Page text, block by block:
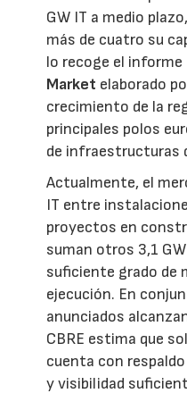
GW IT a medio
más de cuatro su
lo recoge el informe
Market elaborado
crecimiento de la
principales polos
de infraestructuras
Actualmente, el
IT entre
proyectos en
suman otros 3,1
suficiente grado de
ejecución. En
anunciados
CBRE estima que
cuenta con
y visibilidad